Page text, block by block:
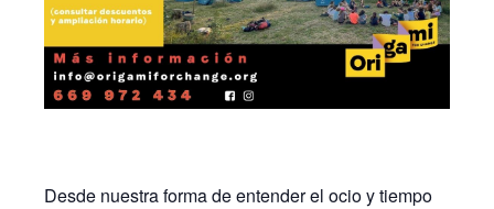
Desde nuestra forma de entender el ocio y tiempo